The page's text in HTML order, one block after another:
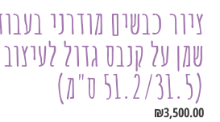
ציור כבשים מודרני
שמן על קנבס גדול
(51.2/31.5 ס"מ)
₪3,500.00